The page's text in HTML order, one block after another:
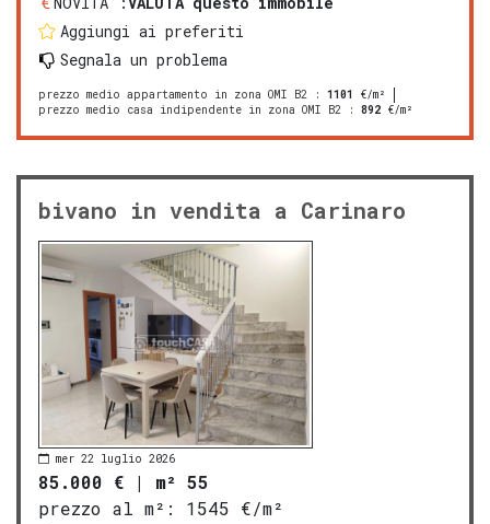
Aggiungi ai preferiti
Segnala un problema
prezzo medio appartamento in zona OMI B2 : 1101
€/m²
prezzo medio casa indipendente in zona OMI B2 : 892 €/m²
bivano in vendita a Carinaro
mer 22 luglio 2026
85.000 € | m² 55
prezzo al m²:
1545 €/m²